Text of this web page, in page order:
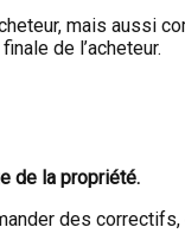
mais aussi
de l’acheteur.
de la propriété.
des